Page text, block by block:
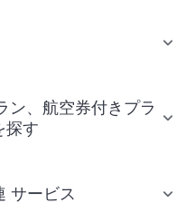
ン、航空券付きプラ
探す
サービス